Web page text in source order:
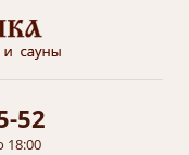
52
18:00